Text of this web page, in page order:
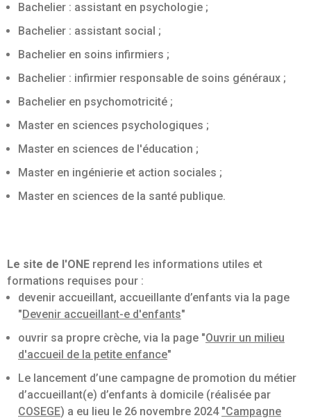
Bachelier : assistant en psychologie ;
Bachelier : assistant social ;
Bachelier en soins infirmiers ;
Bachelier : infirmier responsable de soins généraux ;
Bachelier en psychomotricité ;
Master en sciences psychologiques ;
Master en sciences de l'éducation ;
Master en ingénierie et action sociales ;
Master en sciences de la santé publique.
Le site de l'ONE reprend les informations utiles et
formations requises pour :
devenir accueillant, accueillante d’enfants via la page
" Devenir accueillant-e d'enfants"
ouvrir sa propre crèche, via la page "Ouvrir un milieu
d'accueil de la petite enfance"
Le lancement d’une campagne de promotion du métier
d’accueillant(e) d’enfants à domicile (réalisée par
COSEGE) a eu lieu le 26 novembre 2024 "Campagne